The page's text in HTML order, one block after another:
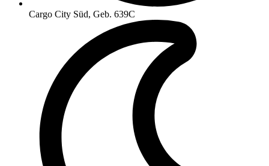
Cargo City Süd, Geb. 639C